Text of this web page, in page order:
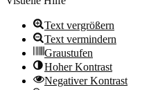
Text vergrößern
Text vermindern
Graustufen
Hoher Kontrast
Negativer Kontrast